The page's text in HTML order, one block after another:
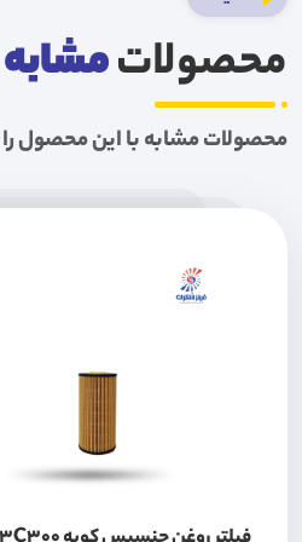
محصولاتمشابه
محصولات مشابه با این محصول